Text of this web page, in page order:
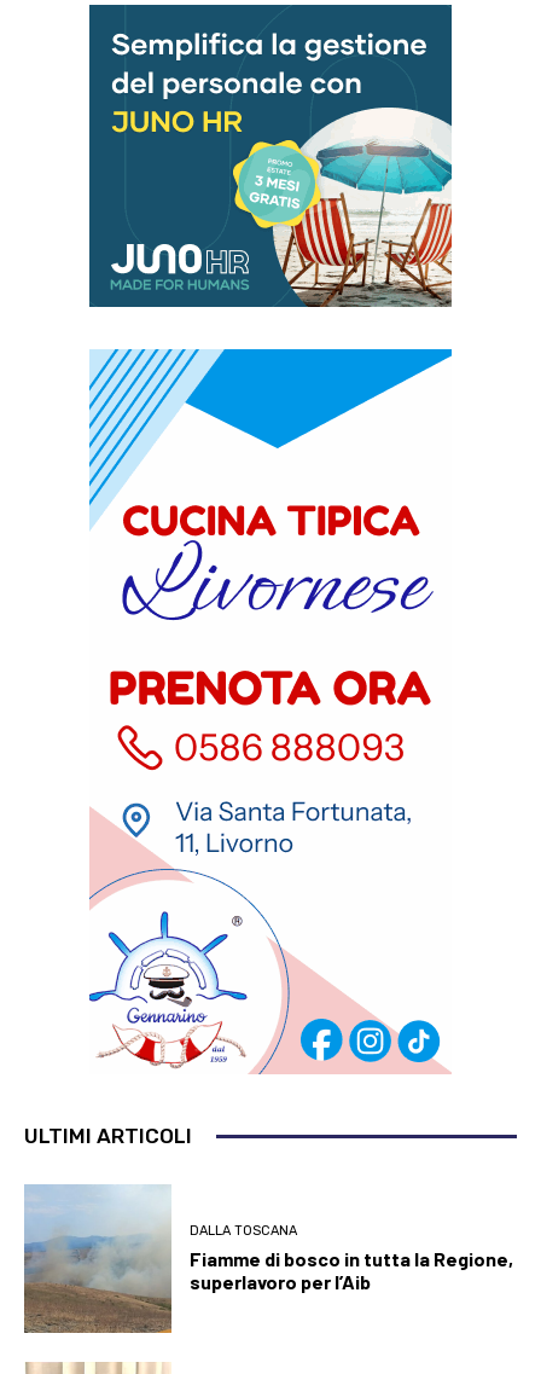
ULTIMI ARTICOLI
DALLA TOSCANA
Fiamme di bosco in tutta la Regione,
superlavoro per l’Aib